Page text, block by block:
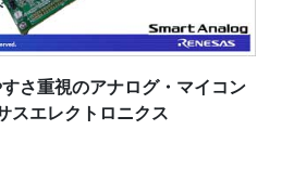
さ重視のアナログ・マイコン
エレクトロニクス